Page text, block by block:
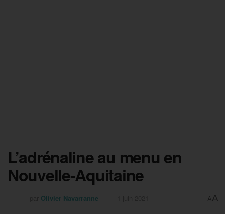
L’adrénaline au menu en
Nouvelle-Aquitaine
Olivier Navarranne AA